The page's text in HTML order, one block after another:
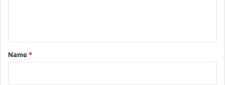
*
Name *